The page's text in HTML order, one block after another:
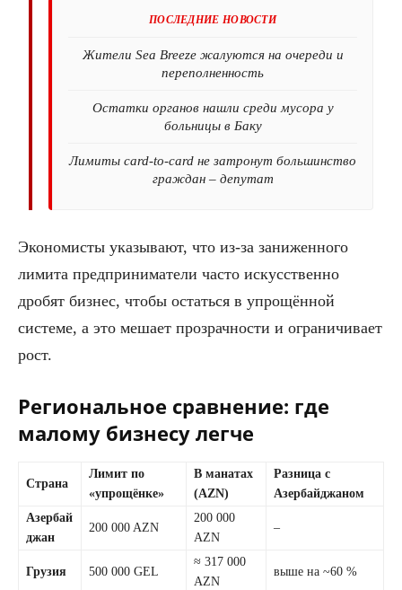
ПОСЛЕДНИЕ НОВОСТИ
Жители Sea Breeze жалуются на очереди и
переполненность
Остатки органов нашли среди мусора у
больницы в Баку
Лимиты card-to-card не затронут большинство
граждан – депутат
Экономисты указывают, что из-за заниженного
лимита предприниматели часто искусственно
дробят бизнес, чтобы остаться в упрощённой
системе, а это мешает прозрачности и ограничивает
рост.
Региональное сравнение: где
малому бизнесу легче
Страна
Лимит по
«упрощёнке»
В манатах
(AZN)
Разница с
Азербайджаном
Азербай
джан
200 000 AZN
200 000
AZN
–
Грузия 500 000 GEL
≈ 317 000
AZN
выше на ~60 %